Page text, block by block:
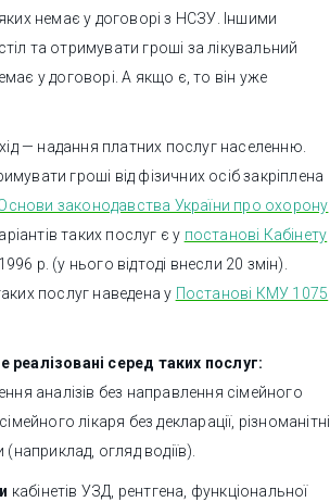
немає у договорі з НСЗУ. Іншими
та отримувати гроші за лікувальний
у договорі. А якщо є, то він уже
— надання платних послуг населенню.
гроші від фізичних осіб закріплена
законодавства України про охорону
таких послуг є у постанові Кабінету
р. (у нього відтоді внесли 20 змін).
послуг наведена у Постанові КМУ 1075
реалізовані серед таких послуг:
аналізів без направлення сімейного
лікаря без декларації, різноманітні
огляд водіїв).
кабінетів УЗД, рентгена, функціональної